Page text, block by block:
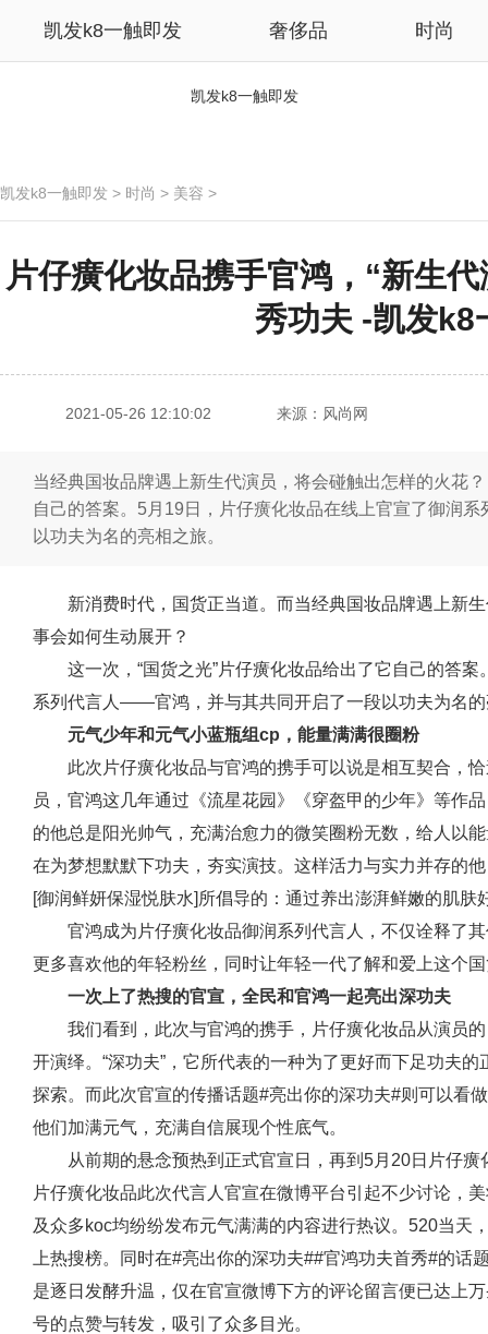
凯发k8一触即发 奢侈品 时尚
凯发k8一触即发
凯发k8一触即发 > 时尚 > 美容 >
片仔癀化妆品携手官鸿，“新生
秀功夫 -凯发k8
2021-05-26 12:10:02 来源：风尚网
当经典国妆品牌遇上新生代演员，将会碰触出怎样的火花
自己的答案。5月19日，片仔癀化妆品在线上官宣了御润
以功夫为名的亮相之旅。
新消费时代，国货正当道。而当经典国妆品牌遇上新
事会如何生动展开？
这一次，“国货之光”片仔癀化妆品给出了它自己的答
系列代言人——官鸿，并与其共同开启了一段以功夫为名
元气少年和元气小蓝瓶组cp，能量满满很圈粉
此次片仔癀化妆品与官鸿的携手可以说是相互契合，
员，官鸿这几年通过《流星花园》《穿盔甲的少年》等作
的他总是阳光帅气，充满治愈力的微笑圈粉无数，给人以
在为梦想默默下功夫，夯实演技。这样活力与实力并存的
[御润鲜妍保湿悦肤水]所倡导的：通过养出澎湃鲜嫩的肌肤
官鸿成为片仔癀化妆品御润系列代言人，不仅诠释了
更多喜欢他的年轻粉丝，同时让年轻一代了解和爱上这个
一次上了热搜的官宣，全民和官鸿一起亮出深功夫
我们看到，此次与官鸿的携手，片仔癀化妆品从演员
开演绎。“深功夫”，它所代表的一种为了更好而下足功夫
探索。而此次官宣的传播话题#亮出你的深功夫#则可以看
他们加满元气，充满自信展现个性底气。
从前期的悬念预热到正式官宣日，再到5月20日片仔
片仔癀化妆品此次代言人官宣在微博平台引起不少讨论，
及众多koc均纷纷发布元气满满的内容进行热议。520当天
上热搜榜。同时在#亮出你的深功夫##官鸿功夫首秀#的话
是逐日发酵升温，仅在官宣微博下方的评论留言便已达上
号的点赞与转发，吸引了众多目光。